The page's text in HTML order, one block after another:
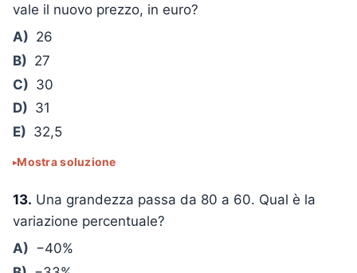
vale il nuovo prezzo, in euro?
A) 26
B) 27
C) 30
D) 31
E) 32,5
Mostra soluzione
13. Una grandezza passa da 80 a 60. Qual è la
variazione percentuale?
A) −40%